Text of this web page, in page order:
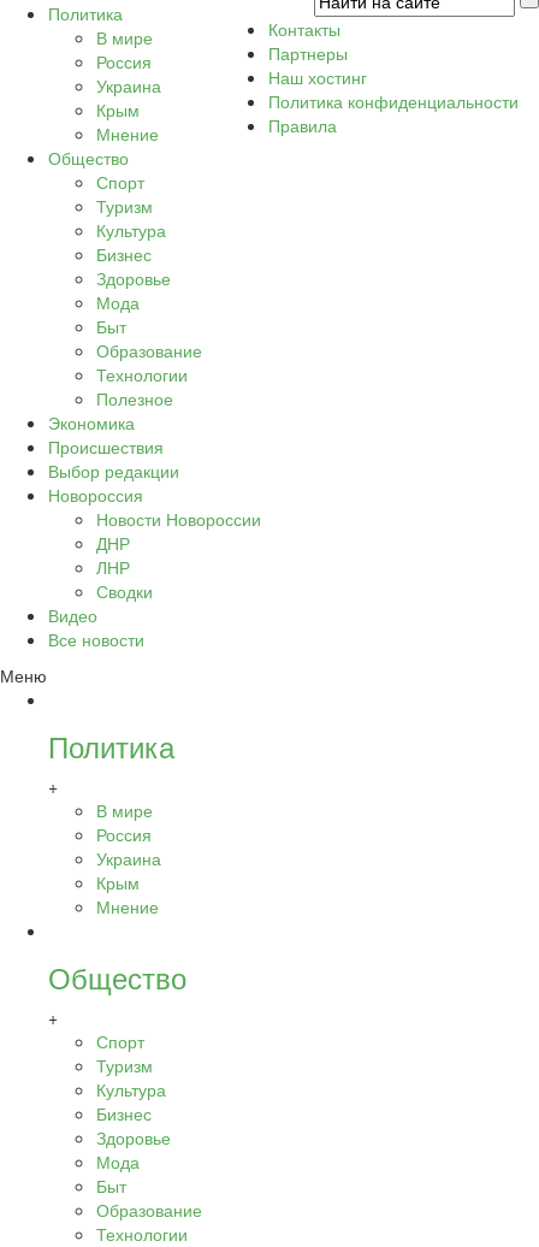
Политика
В мире
Россия
Украина
Крым
Мнение
Общество
Спорт
Туризм
Культура
Бизнес
Здоровье
Мода
Быт
Образование
Технологии
Полезное
Экономика
Происшествия
Выбор редакции
Новороссия
Новости Новороссии
ДНР
ЛНР
Сводки
Видео
Все новости
Меню
Политика
+
В мире
Россия
Украина
Крым
Мнение
Общество
+
Спорт
Туризм
Культура
Бизнес
Здоровье
Мода
Быт
Образование
Технологии
Контакты
Партнеры
Наш хостинг
Политика конфиденциальности
Правила